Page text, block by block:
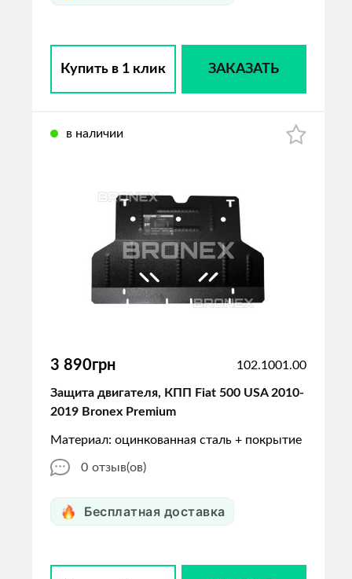
Купить в 1 клик ЗАКАЗАТЬ
в наличии
3 890грн 102.1001.00
Защита двигателя, КПП Fiat 500 USA 2010-
2019 Bronex Premium
Материал: оцинкованная сталь + покрытие
0 отзыв(ов)
Бесплатная доставка